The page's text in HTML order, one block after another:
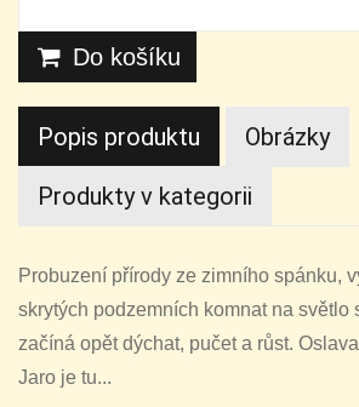
Do košíku
Popis produktu Obrázky
Produkty v kategorii
Probuzení přírody ze zimního spánku,
skrytých podzemních komnat na světlo
začíná opět dýchat, pučet a růst.
Jaro je tu...